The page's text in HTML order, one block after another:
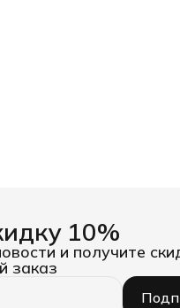
10%
и получите
заказ